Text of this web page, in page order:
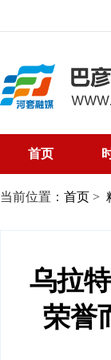
首页
当前位置： 首页 >
乌拉
荣誉